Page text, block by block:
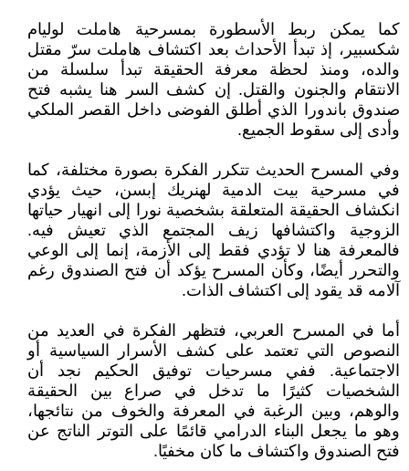
كما يمكن ربط الأسطورة بمسرحية هاملت لوليام
شكسبير، إذ تبدأ الأحداث بعد اكتشاف هاملت سرّ مقتل
والده، ومنذ لحظة معرفة الحقيقة تبدأ سلسلة من
الانتقام والجنون والقتل. إن كشف السر هنا يشبه فتح
صندوق باندورا الذي أطلق الفوضى داخل القصر الملكي
وأدى إلى سقوط الجميع.
وفي المسرح الحديث تتكرر الفكرة بصورة مختلفة، كما
في مسرحية بيت الدمية لهنريك إبسن، حيث يؤدي
انكشاف الحقيقة المتعلقة بشخصية نورا إلى انهيار حياتها
الزوجية واكتشافها زيف المجتمع الذي تعيش فيه.
فالمعرفة هنا لا تؤدي فقط إلى الأزمة، إنما إلى الوعي
والتحرر أيضًا، وكأن المسرح يؤكد أن فتح الصندوق رغم
آلامه قد يقود إلى اكتشاف الذات.
أما في المسرح العربي، فتظهر الفكرة في العديد من
النصوص التي تعتمد على كشف الأسرار السياسية أو
الاجتماعية. ففي مسرحيات توفيق الحكيم نجد أن
الشخصيات كثيرًا ما تدخل في صراع بين الحقيقة
والوهم، وبين الرغبة في المعرفة والخوف من نتائجها،
وهو ما يجعل البناء الدرامي قائمًا على التوتر الناتج عن
فتح الصندوق واكتشاف ما كان مخفيًا.